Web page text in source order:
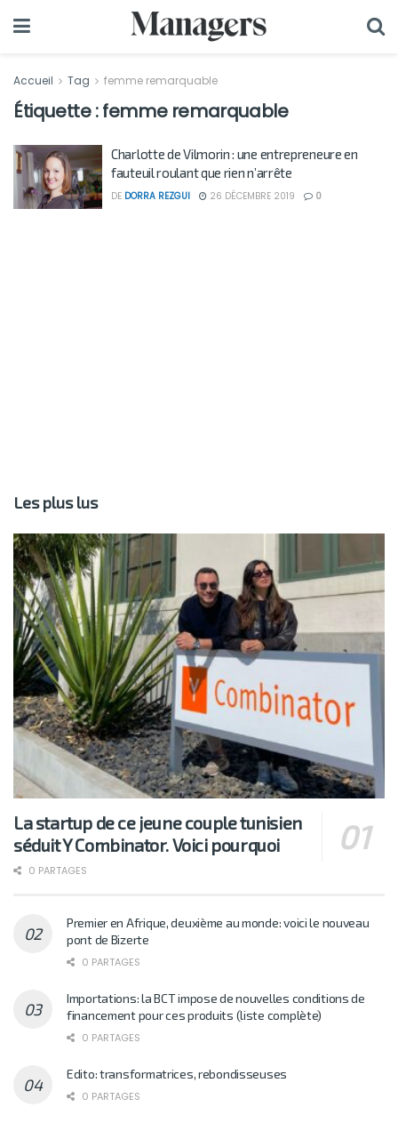
Accueil Tag femme remarquable
Étiquette :femme remarquable
Charlotte de Vilmorin : une entrepreneure en
fauteuil roulant que rien n’arrête
DE DORRA REZGUI 26 DÉCEMBRE 2019 0
Les plus lus
La startup de ce jeune couple tunisien
séduit Y Combinator. Voici pourquoi
0 PARTAGES
Premier en Afrique, deuxième au monde: voici le nouveau
pont de Bizerte
0 PARTAGES
Importations: la BCT impose de nouvelles conditions de
financement pour ces produits (liste complète)
0 PARTAGES
Edito: transformatrices, rebondisseuses
0 PARTAGES